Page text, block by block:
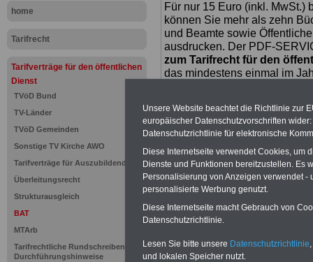
home
Tarifrecht
Tarifverträge für den öffentlichen
Dienst
TVöD Bund
TV-Länder
TVöD Gemeinden
Sonstige TV Kirche AWO
Tarifverträge für Auszubildende
Überleitungsrecht
Strukturausgleich
BAT
MTArb
Tarifrechtliche Rundschreiben und
Durchführungshinweise
Für nur 15 Euro (inkl. MwSt.)
können Sie mehr als zehn
und Beamte sowie
ausdrucken. Der PDF-
zum Tarifrecht für den
das mindestens einmal im
mehrere OnlineBücher bzw.
Beamtinnen und Beamte mit
und Ländern,
Nebentätig-keitsrecht für
wir ausgewählte Links, z.B.
Teilzeitantrag usw.>>>hier
Hier den
Sigma
Unsere Website beachtet die Richtlinie zur
europäischer Datenschutzvorschriften
Datenschutzrichtlinie für elektronische
Diese Internetseite verwendet Cookies, um
Dienste und Funktionen bereitzustellen. Es
Personalisierung von Anzeigen verwendet
personalisierte Werbung genutzt.
Diese Internetseite macht Gebrauch von
Datenschutzrichtlinie.
Lesen Sie bitte unsere Datenschutzrichtlinie
und lokalen Speicher nutzt.